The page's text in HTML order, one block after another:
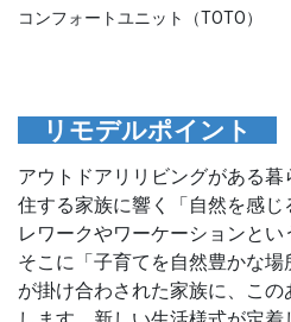
コンフォートユニット（TOTO）
リモデルポイント
アウトドアリリビングがある
住する家族に響く「自然を感
レワークやワーケーションとい
そこに「子育てを自然豊かな
が掛け合わされた家族に、この